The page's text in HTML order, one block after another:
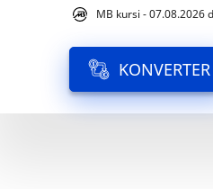
MB kursi - 07.08.2026
KONVERTER